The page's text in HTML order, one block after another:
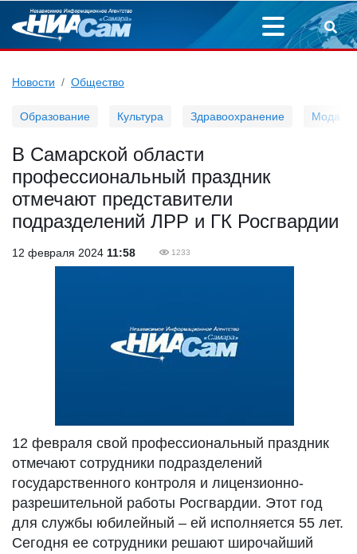
Новости Общество
Образование Культура Здравоохранение Мода
В Самарской области
профессиональный праздник
отмечают представители
подразделений ЛРР и ГК Росгвардии
12 февраля 2024 11:58 1233
12 февраля свой профессиональный праздник
отмечают сотрудники подразделений
государственного контроля и лицензионно-
разрешительной работы Росгвардии. Этот год
для службы юбилейный – ей исполняется 55 лет.
Сегодня ее сотрудники решают широчайший